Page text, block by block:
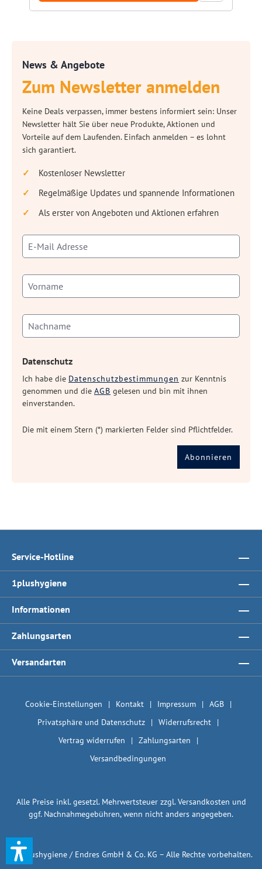
News & Angebote
Zum Newsletter anmelden
Keine Deals verpassen, immer bestens informiert sein: Unser
Newsletter hält Sie über neue Produkte, Aktionen und
Vorteile auf dem Laufenden. Einfach anmelden – es lohnt
sich garantiert.
Kostenloser Newsletter
Regelmäßige Updates und spannende Informationen
Als erster von Angeboten und Aktionen erfahren
Datenschutz
Ich habe die Datenschutzbestimmungen zur Kenntnis
genommen und die AGB gelesen und bin mit ihnen
einverstanden.
Die mit einem Stern (*) markierten Felder sind Pflichtfelder.
Abonnieren
Service-Hotline
1plushygiene
Informationen
Zahlungsarten
Versandarten
Cookie-Einstellungen Kontakt Impressum
AGB
Privatsphäre und Datenschutz
Widerrufsrecht
Vertrag widerrufen
Zahlungsarten
Versandbedingungen
Alle Preise inkl. gesetzl. Mehrwertsteuer zzgl.Versandkosten und
ggf. Nachnahmegebühren, wenn nicht anders angegeben.
© 1plushygiene / Endres GmbH & Co. KG – Alle Rechte vorbehalten.